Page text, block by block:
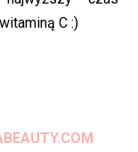
C :)